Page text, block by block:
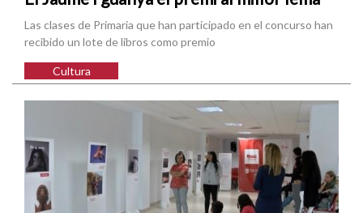
Las clases de Primaria que han participado en el concurso han
recibido un lote de libros como premio
Cultura